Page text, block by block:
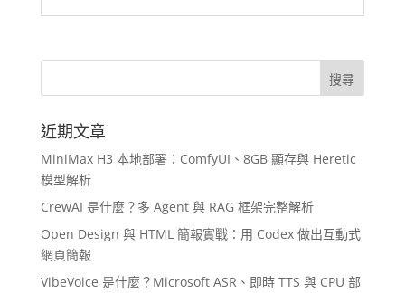
近期文章
MiniMax H3 本地部署：ComfyUI、8GB 顯存與 Heretic
模型解析
CrewAI 是什麼？多 Agent 與 RAG 框架完整解析
Open Design 與 HTML 簡報實戰：用 Codex 做出互動式
網頁簡報
VibeVoice 是什麼？Microsoft ASR、即時 TTS 與 CPU 部